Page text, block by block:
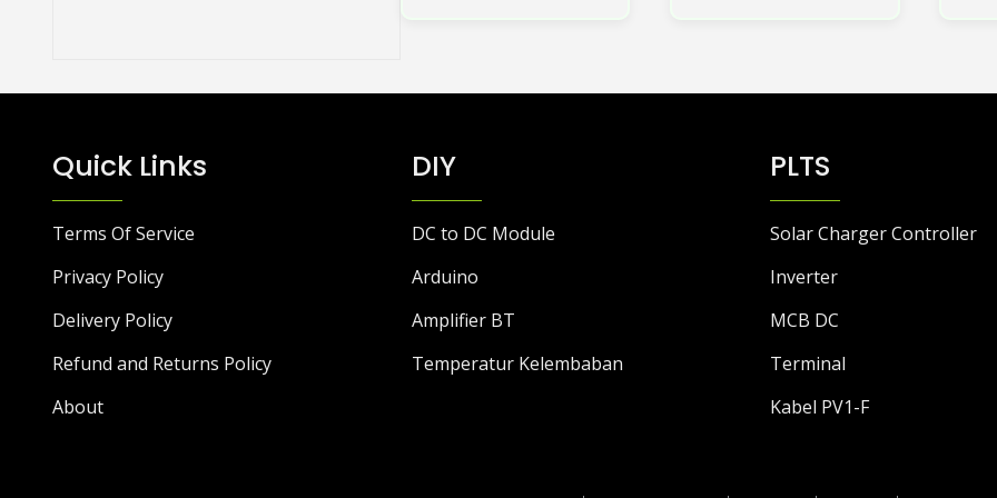
Quick Links
Terms Of Service
Privacy Policy
Delivery Policy
Refund and Returns Policy
About
DIY
DC to DC Module
Arduino
Amplifier BT
Temperatur Kelembaban
PLTS
Solar Charger Controller
Inverter
MCB DC
Terminal
Kabel PV1-F